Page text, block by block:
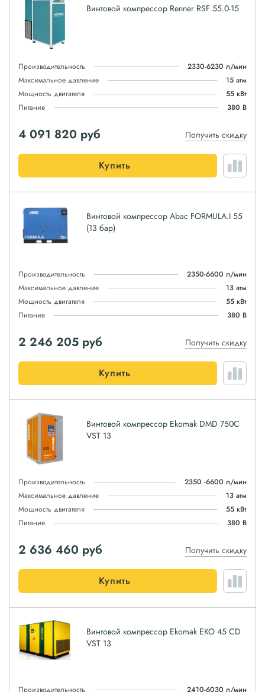
Винтовой компрессор Renner RSF 55.0-15
Производительность
2330-6230 л/мин
Максимальное давление
15 атм
Мощность двигателя
55 кВт
Питание
380 В
4 091 820 руб Получить скидку
Купить
Винтовой компрессор Abac FORMULA.I 55
(13 бар)
Производительность
2350-6600 л/мин
Максимальное давление
13 атм
Мощность двигателя
55 кВт
Питание
380 В
2 246 205 руб Получить скидку
Купить
Винтовой компрессор Ekomak DMD 750C
VST 13
Производительность
2350 -6600 л/мин
Максимальное давление
13 атм
Мощность двигателя
55 кВт
Питание
380 В
2 636 460 руб Получить скидку
Купить
Винтовой компрессор Ekomak EKO 45 CD
VST 13
Производительность 2410-6030 л/мин